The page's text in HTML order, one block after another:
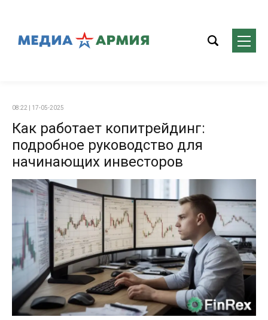
08:22 | 17-05-2025
Как работает копитрейдинг:
подробное руководство для
начинающих инвесторов